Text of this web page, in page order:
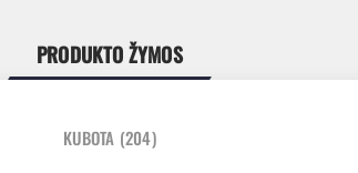
PRODUKTO ŽYMOS
KUBOTA (204)